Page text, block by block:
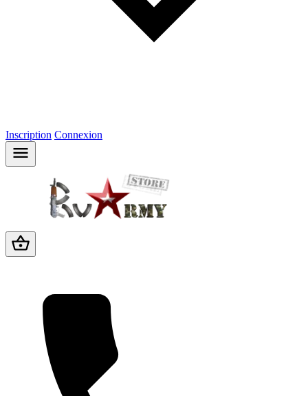
Inscription Connexion